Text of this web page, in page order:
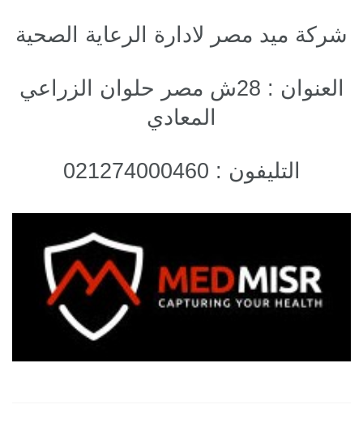
شركة ميد مصر لادارة الرعاية الصحية
العنوان : 28ش مصر حلوان الزراعي
المعادي
التليفون : 021274000460